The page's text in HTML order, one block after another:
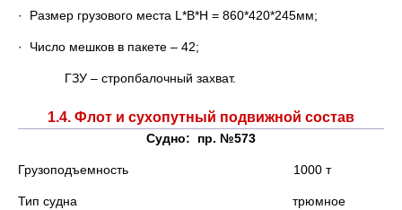
· Размер грузового места L*B*H = 860*420*245мм;
· Число мешков в пакете – 42;
ГЗУ – стропбалочный захват.
1.4. Флот и сухопутный подвижной состав
Судно: пр. №573
Грузоподъемность 1000 т
Тип судна трюмное